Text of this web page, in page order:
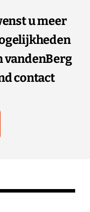
u meer
vandenBerg
contact